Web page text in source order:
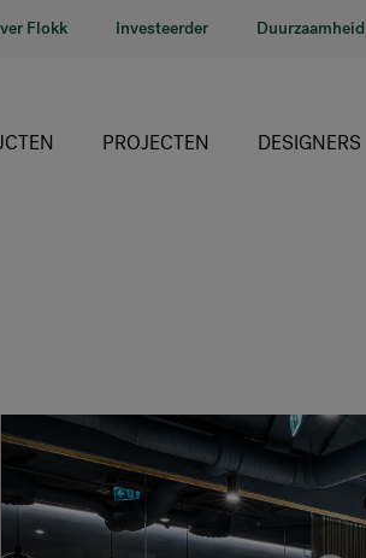
Flokk Investeerder Duurzaamheid
PROJECTEN DESIGNERS